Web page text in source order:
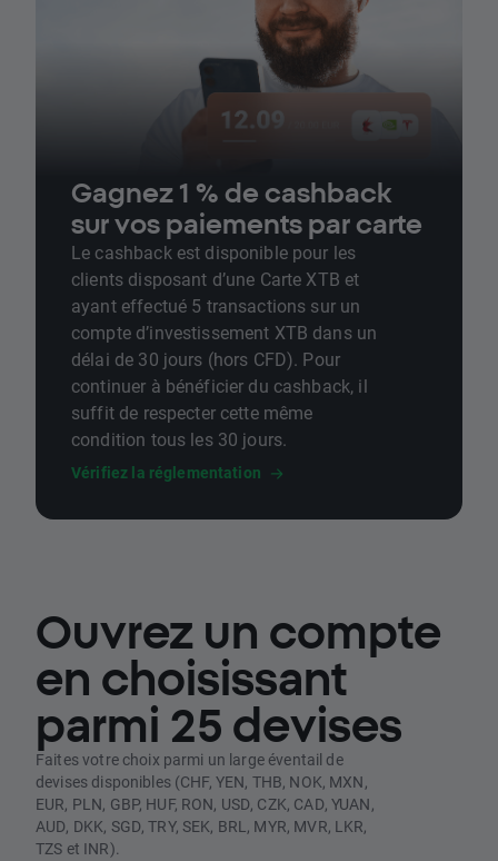
Gagnez 1 % de cashback
sur vos paiements par carte
Le cashback est disponible pour les
clients disposant d’une Carte XTB et
ayant effectué 5 transactions sur un
compte d’investissement XTB dans un
délai de 30 jours (hors CFD). Pour
continuer à bénéficier du cashback, il
suffit de respecter cette même
condition tous les 30 jours.
Vérifiez la réglementation
Ouvrez un compte
en choisissant
parmi 25 devises
Faites votre choix parmi un large éventail de
devises disponibles (CHF, YEN, THB, NOK, MXN,
EUR, PLN, GBP, HUF, RON, USD, CZK, CAD, YUAN,
AUD, DKK, SGD, TRY, SEK, BRL, MYR, MVR, LKR,
TZS et INR).